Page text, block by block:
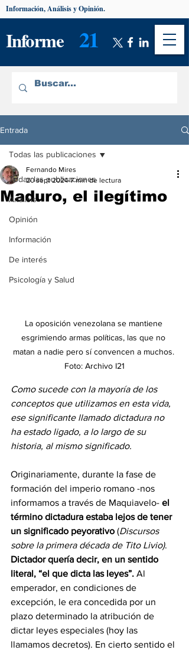
Informe 21
Información, Análisis y Opinión.
Entrada
Todas las publicaciones
Análisis
Opinión
Información
De interés
Psicología y Salud
Todas las publicaciones
Maduro, el ilegítimo
Fernando Mires
20 sept 2024 7 min de lectura
La oposición venezolana se mantiene
esgrimiendo armas políticas, las que no
matan a nadie pero sí convencen a muchos.
Foto: Archivo I21
Como sucede con la mayoría de los
conceptos que utilizamos en esta vida,
ese significante llamado dictadura no
ha estado ligado, a lo largo de su
historia, al mismo significado.
Originariamente, durante la fase de
formación del imperio romano -nos
informamos a través de Maquiavelo- el
término dictadura estaba lejos de tener
un significado peyorativo (Discursos
sobre la primera década de Tito Livio).
Dictador quería decir, en un sentido
literal, “el que dicta las leyes”. Al
emperador, en condiciones de
excepción, le era concedida por un
plazo determinado la atribución de
dictar leyes especiales (hoy las
llamamos decretos). En cierto sentido el